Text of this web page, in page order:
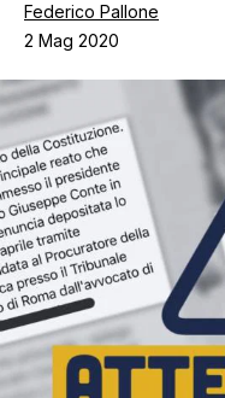
Contatti
Federico Pallone
2 Mag 2020